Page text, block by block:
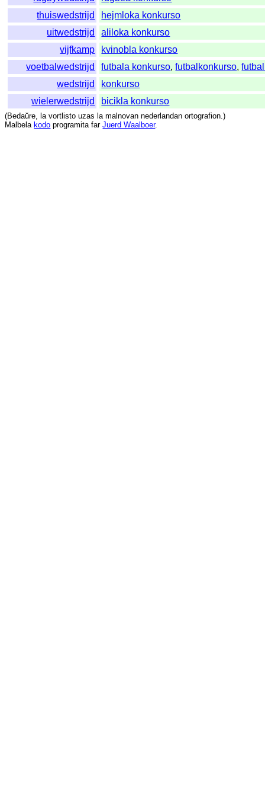
thuiswedstrijd
hejmloka konkurso
uitwedstrijd
aliloka konkurso
vijfkamp
kvinobla konkurso
voetbalwedstrijd
futbala konkurso,futbalkonkurso,
wedstrijd
konkurso
wielerwedstrijd
bicikla konkurso
(Bedaŭre, la vortlisto uzas la malnovan nederlandan ortografion.)
Malbela kodo programita far Juerd Waalboer.